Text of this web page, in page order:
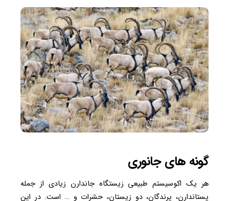
گونه های جانوری
هر یک اکوسیستم طبیعی زیستگاه جاندارن زیادی از جمله
پستاندارن، پرندگان، دو زیستان، حشرات و … است. در این